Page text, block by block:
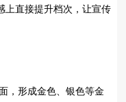
上直接提升档次，让宣传
，形成金色、银色等金